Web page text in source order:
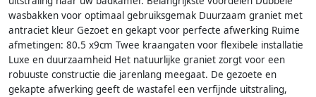
wasbakken voor optimaal gebruiksgemak Duurzaam graniet met
antraciet kleur Gezoet en gekapt voor perfecte afwerking Ruime
afmetingen: 80.5 x9cm Twee kraangaten voor flexibele installatie
Luxe en duurzaamheid Het natuurlijke graniet zorgt voor een
robuuste constructie die jarenlang meegaat. De gezoete en
gekapte afwerking geeft de wastafel een verfijnde uitstraling,